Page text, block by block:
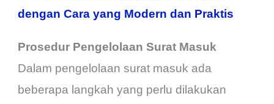
dengan Cara yang Modern dan Praktis
Prosedur Pengelolaan Surat Masuk
Dalam pengelolaan surat masuk ada
beberapa langkah yang perlu dilakukan